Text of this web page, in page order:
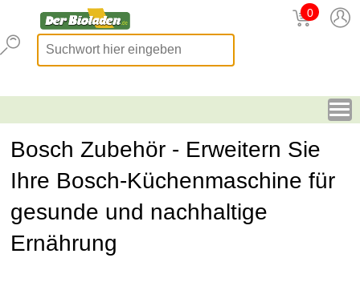
0
Bosch Zubehör - Erweitern Sie
Ihre Bosch-Küchenmaschine für
gesunde und nachhaltige
Ernährung